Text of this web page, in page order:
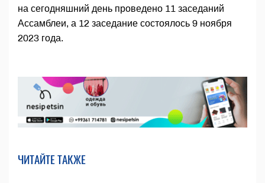
на сегодняшний день проведено 11 заседаний
Ассамблеи, а 12 заседание состоялось 9 ноября
2023 года.
ЧИТАЙТЕ ТАКЖЕ